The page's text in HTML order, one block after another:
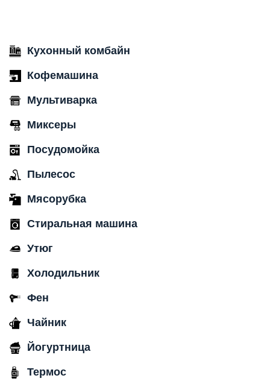
Кухонный комбайн
Кофемашина
Мультиварка
Миксеры
Посудомойка
Пылесос
Мясорубка
Стиральная машина
Утюг
Холодильник
Фен
Чайник
Йогуртница
Термос